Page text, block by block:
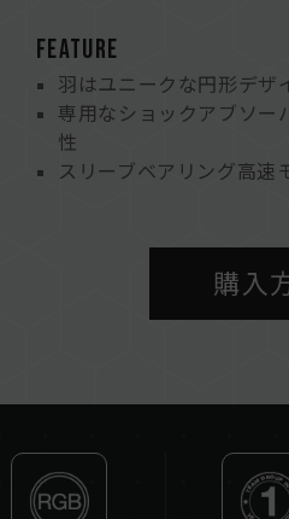
FEATURE
羽はユニークな円形デザ
専用なショックアブソ
性
スリーブベアリング高
購入